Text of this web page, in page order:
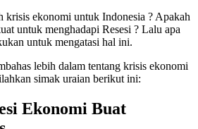
krisis ekonomi untuk Indonesia ? Apakah
untuk menghadapi Resesi ? Lalu apa
untuk mengatasi hal ini.
lebih dalam tentang krisis ekonomi
simak uraian berikut ini:
Ekonomi Buat